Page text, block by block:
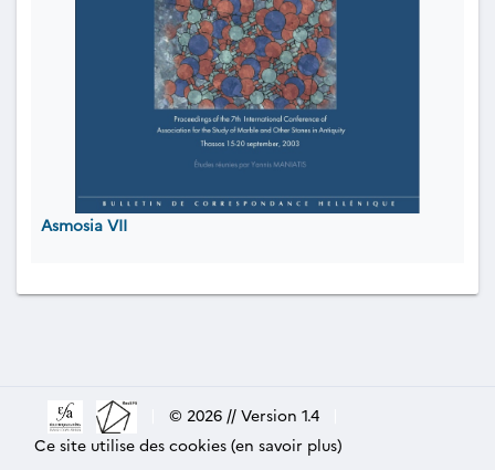
Asmosia VII
© 2026 // Version 1.4
Ce site utilise des cookies (en savoir plus)